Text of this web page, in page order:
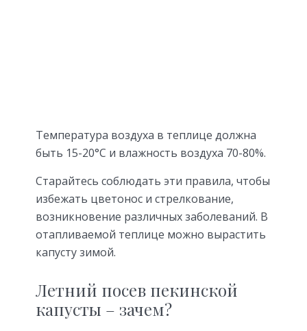
Температура воздуха в теплице должна
быть 15-20°С и влажность воздуха 70-80%.
Старайтесь соблюдать эти правила, чтобы
избежать цветонос и стрелкование,
возникновение различных заболеваний. В
отапливаемой теплице можно вырастить
капусту зимой.
Летний посев пекинской
капусты – зачем?